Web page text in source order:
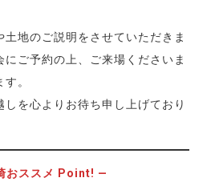
地のご説明をさせていただきま
ご予約の上、ご来場くださいま
。
を心よりお待ち申し上げており
おススメ Point! —